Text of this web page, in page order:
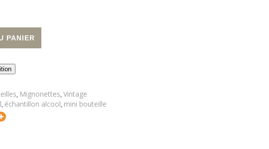
PANIER
, Mignonettes,Vintage
, échantillon alcool, mini bouteille